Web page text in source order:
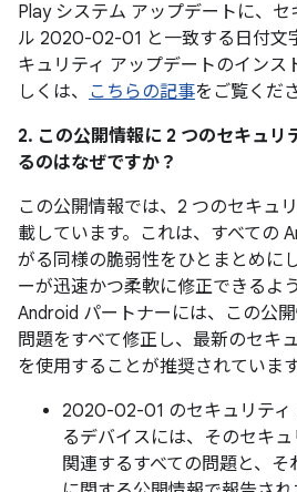
Play システム アップデートに、
ル 2020-02-01 と一致する日付文
キュリティ アップデートのインス
しくは、 こちらの記事をご覧くだ
2. この公開情報に 2 つのセキュリ
るのはなぜですか？
この公開情報では、2 つのセキュ
載しています。これは、すべての
がる同様の脆弱性をひとまとめに
ーが迅速かつ柔軟に修正できるよ
Android パートナーには、この公
問題をすべて修正し、最新のセキ
を使用することが推奨されています
2020-02-01 のセキュリティ
るデバイスには、そのセキ
関連するすべての問題と、そ